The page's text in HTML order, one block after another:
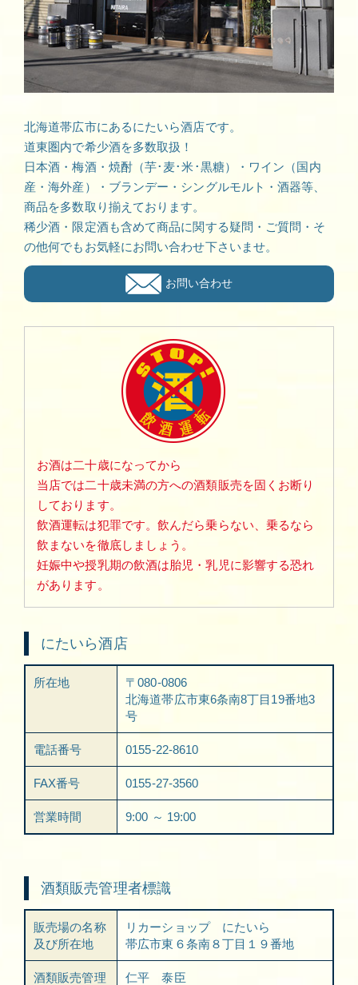
北海道帯広市にあるにたいら酒店です。
道東圏内で希少酒を多数取扱！
日本酒・梅酒・焼酎（芋･麦･米･黒糖）・ワイン（国内
産・海外産）・ブランデー・シングルモルト・酒器等、
商品を多数取り揃えております。
稀少酒・限定酒も含めて商品に関する疑問・ご質問・そ
の他何でもお気軽にお問い合わせ下さいませ。
お問い合わせ
お酒は二十歳になってから
当店では二十歳未満の方への酒類販売を固くお断り
しております。
飲酒運転は犯罪です。飲んだら乗らない、乗るなら
飲まないを徹底しましょう。
妊娠中や授乳期の飲酒は胎児・乳児に影響する恐れ
があります。
にたいら酒店
所在地
〒080-0806
北海道帯広市東6条南8丁目19番地3
号
電話番号 0155-22-8610
FAX番号 0155-27-3560
営業時間 9:00 ～ 19:00
酒類販売管理者標識
販売場の名称
及び所在地
リカーショップ にたいら
帯広市東６条南８丁目１９番地
酒類販売管理
仁平 泰臣